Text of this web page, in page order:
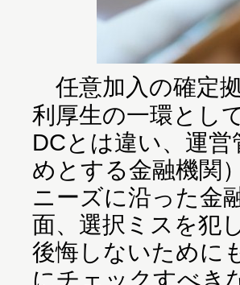
任意加入の確定
利厚生の一環とし
DCとは違い、運
めとする金融機関
ニーズに沿った金
面、選択ミスを犯
後悔しないために
にチェックすべき